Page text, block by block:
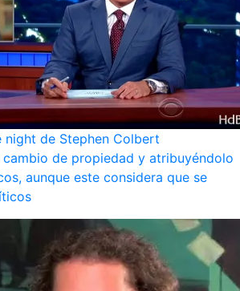
night de Stephen Colbert
de propiedad y atribuyéndolo
aunque este considera que se